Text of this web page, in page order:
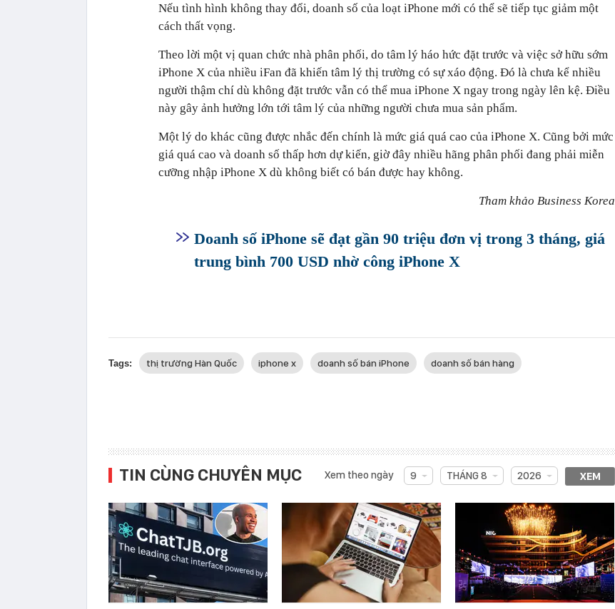
Nếu tình hình không thay đổi, doanh số của loạt iPhone mới có thể sẽ tiếp tục giảm một
cách thất vọng.
Theo lời một vị quan chức nhà phân phối, do tâm lý háo hức đặt trước và việc sở hữu sớm
iPhone X của nhiều iFan đã khiến tâm lý thị trường có sự xáo động. Đó là chưa kể nhiều
người thậm chí dù không đặt trước vẫn có thể mua iPhone X ngay trong ngày lên kệ. Điều
này gây ảnh hưởng lớn tới tâm lý của những người chưa mua sản phẩm.
Một lý do khác cũng được nhắc đến chính là mức giá quá cao của iPhone X. Cũng bởi mức
giá quá cao và doanh số thấp hơn dự kiến, giờ đây nhiều hãng phân phối đang phải miễn
cưỡng nhập iPhone X dù không biết có bán được hay không.
Tham khảo Business Korea
Doanh số iPhone sẽ đạt gần 90 triệu đơn vị trong 3 tháng, giá
trung bình 700 USD nhờ công iPhone X
Tags: thị trường Hàn Quốc iphone x doanh số bán iPhone doanh số bán hàng
TIN CÙNG CHUYÊN MỤC Xem theo ngày 9 THÁNG 8 2026 XEM